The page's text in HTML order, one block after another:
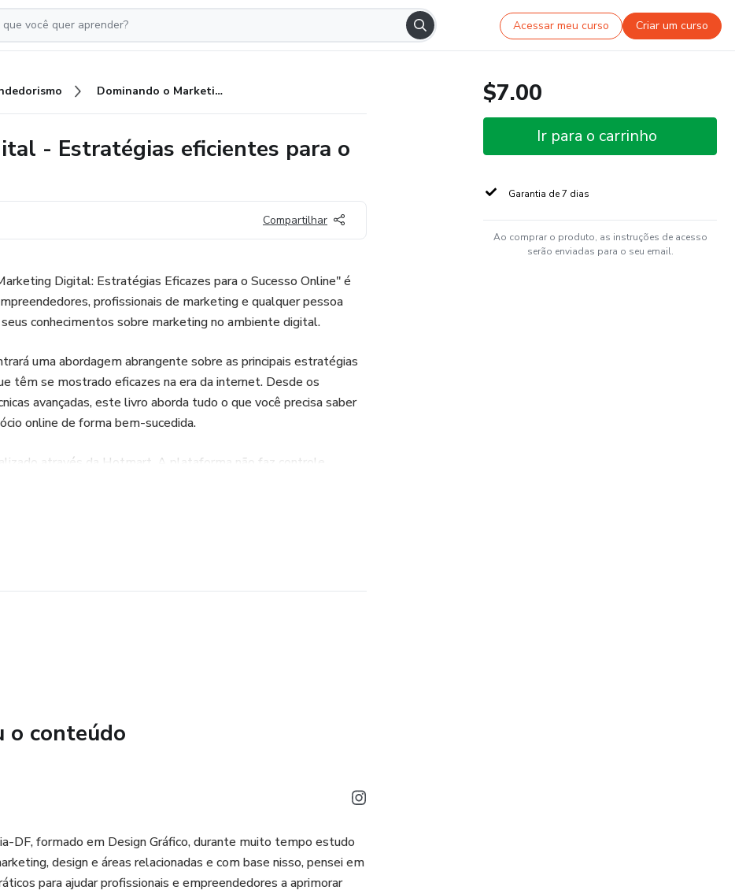
Acessar meu curso Criar um curso
Dominando o Marketing Digital - Estratégias eficientes para o sucesso online
- Estratégias eficientes para o
Compartilhar
Digital: Estratégias Eficazes para o Sucesso Online" é
profissionais de marketing e qualquer pessoa
conhecimentos sobre marketing no ambiente digital.
uma abordagem abrangente sobre as principais estratégias
têm se mostrado eficazes na era da internet. Desde os
avançadas, este livro aborda tudo o que você precisa saber
online de forma bem-sucedida.
através da Hotmart. A plataforma não faz controle
comercializados, tão menos avalia a tecnicidade e experiência
o conteúdo
DF, formado em Design Gráfico, durante muito tempo estudo
design e áreas relacionadas e com base nisso, pensei em
para ajudar profissionais e empreendedores a aprimorar
$7.00
Ir para o carrinho
Garantia de 7 dias
Ao comprar o produto, as instruções de acesso
serão enviadas para o seu email.